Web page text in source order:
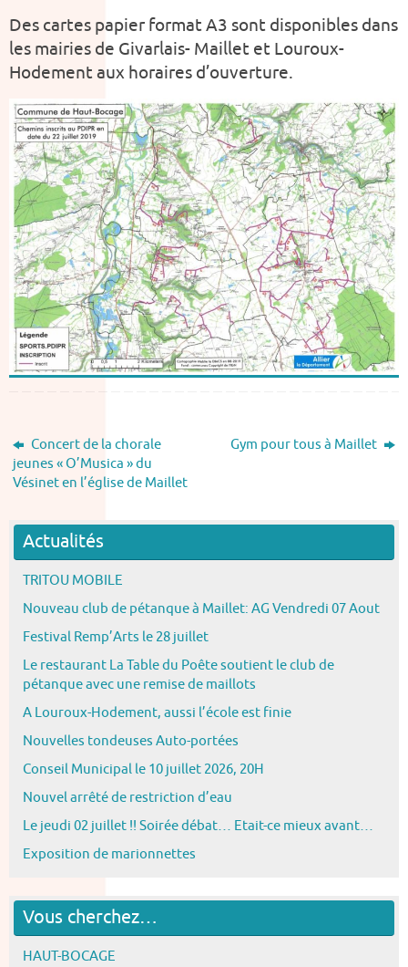
Des cartes papier format A3 sont disponibles dans
les mairies de Givarlais- Maillet et Louroux-
Hodement aux horaires d’ouverture.
Concert de la chorale
jeunes « O’Musica » du
Vésinet en l’église de Maillet
Gym pour tous à Maillet
Actualités
TRITOU MOBILE
Nouveau club de pétanque à Maillet: AG Vendredi 07 Aout
Festival Remp’Arts le 28 juillet
Le restaurant La Table du Poête soutient le club de
pétanque avec une remise de maillots
A Louroux-Hodement, aussi l’école est finie
Nouvelles tondeuses Auto-portées
Conseil Municipal le 10 juillet 2026, 20H
Nouvel arrêté de restriction d’eau
Le jeudi 02 juillet !! Soirée débat… Etait-ce mieux avant…
Exposition de marionnettes
Vous cherchez…
HAUT-BOCAGE